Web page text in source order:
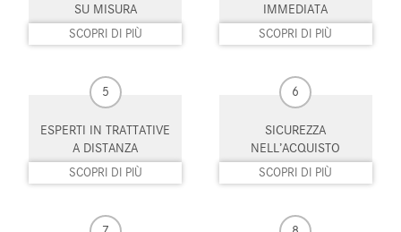
Sensore di pioggia Sensori di parcheggio anteriori
Sistema di chiamata d'emergenza Sistema di navigazione
Specchietti laterali elettrici
Specchietto retrovisore con
funzione antiabbagliamento
Supporto lombare
Telecamera per parcheggio
SU MISURA
SCOPRI DI PIÙ
IMMEDIATA
SCOPRI DI PIÙ
5
ESPERTI IN TRATTATIVE
A DISTANZA
SCOPRI DI PIÙ
6
SICUREZZA
NELL’ACQUISTO
SCOPRI DI PIÙ